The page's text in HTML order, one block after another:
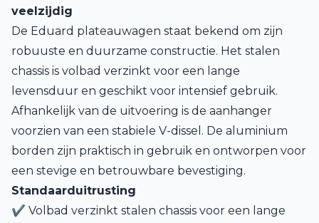
veelzijdig
De Eduard plateauwagen staat bekend om zijn
robuuste en duurzame constructie. Het stalen
chassis is volbad verzinkt voor een lange
levensduur en geschikt voor intensief gebruik.
Afhankelijk van de uitvoering is de aanhanger
voorzien van een stabiele V-dissel. De aluminium
borden zijn praktisch in gebruik en ontworpen voor
een stevige en betrouwbare bevestiging.
Standaarduitrusting
✔ Volbad verzinkt stalen chassis voor een lange